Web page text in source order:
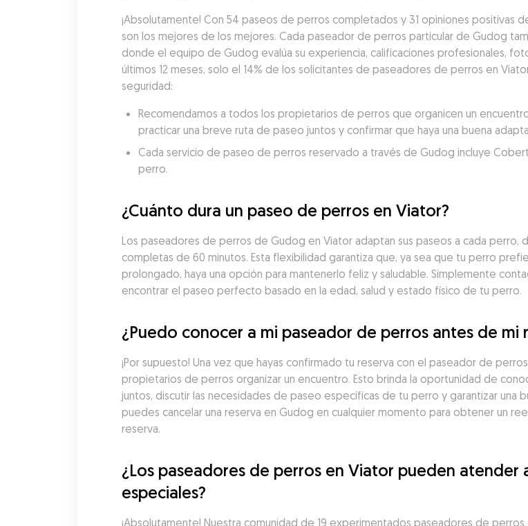
¡Absolutamente! Con 54 paseos de perros completados y 31 opiniones
son los mejores de los mejores. Cada paseador de perros particular de Gudog
donde el equipo de Gudog evalúa su experiencia, calificaciones profesionales,
últimos 12 meses, solo el 14% de los solicitantes de paseadores de perros en
seguridad:
Recomendamos a todos los propietarios de perros que organicen un
practicar una breve ruta de paseo juntos y confirmar que haya una buena
Cada servicio de paseo de perros reservado a través de Gudog incluye
perro.
¿Cuánto dura un paseo de perros en Viator?
Los paseadores de perros de Gudog en Viator adaptan sus paseos a cada perro,
completas de 60 minutos. Esta flexibilidad garantiza que, ya sea que tu perro
prolongado, haya una opción para mantenerlo feliz y saludable. Simplemente
encontrar el paseo perfecto basado en la edad, salud y estado físico de tu perro.
¿Puedo conocer a mi paseador de perros antes de mi
¡Por supuesto! Una vez que hayas confirmado tu reserva con el paseador de
propietarios de perros organizar un encuentro. Esto brinda la oportunidad de
juntos, discutir las necesidades de paseo específicas de tu perro y garantizar una
puedes cancelar una reserva en Gudog en cualquier momento para obtener un
reserva.
¿Los paseadores de perros en Viator pueden atender
especiales?
¡Absolutamente! Nuestra comunidad de 19 experimentados paseadores de